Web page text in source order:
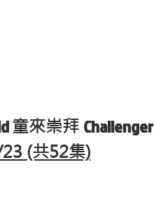
童來崇拜 Challenger
(共52集)